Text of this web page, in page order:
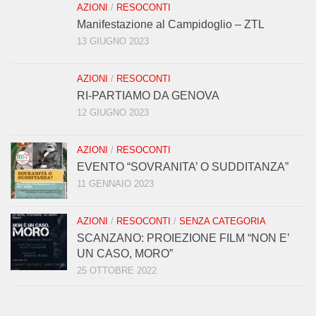
AZIONI / RESOCONTI
Manifestazione al Campidoglio – ZTL
13 GIUGNO 2023
AZIONI / RESOCONTI
RI-PARTIAMO DA GENOVA
12 GIUGNO 2023
AZIONI / RESOCONTI
EVENTO “SOVRANITA’ O SUDDITANZA”
11 GENNAIO 2023
AZIONI / RESOCONTI / SENZA CATEGORIA
SCANZANO: PROIEZIONE FILM “NON E’
UN CASO, MORO”
25 OTTOBRE 2022